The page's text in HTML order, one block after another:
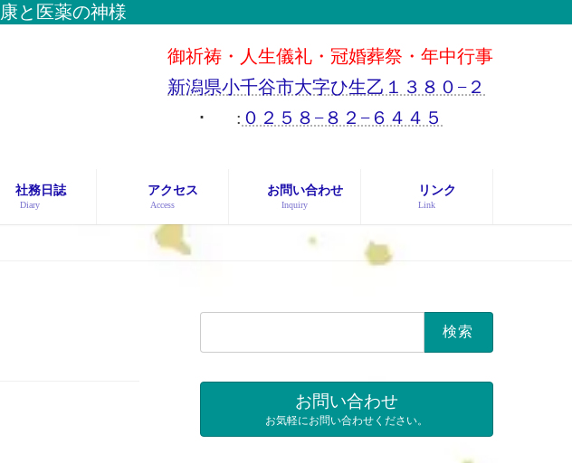
と医薬の神様
御祈祷・人生儀礼・冠婚葬祭・年中行事
新潟県小千谷市大字ひ生乙１３８０−２
･
: ０２５８−８２−６４４５
社務日誌
Diary
アクセス
Access
お問い合わせ
Inquiry
リンク
Link
索:
お問い合わせ
お気軽にお問い合わせください。